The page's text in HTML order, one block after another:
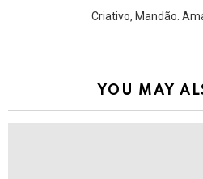
Criativo, Mandão.
YOU MAY